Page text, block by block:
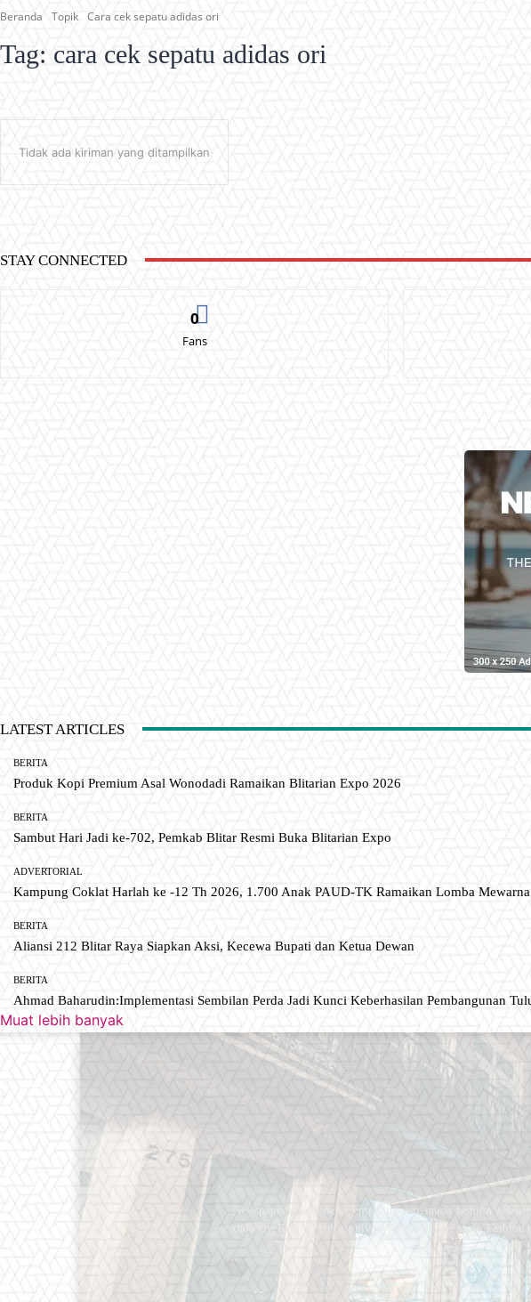
Beranda Topik Cara cek sepatu adidas ori
Tag: cara cek sepatu adidas ori
Tidak ada kiriman yang ditampilkan
STAY CONNECTED
0
Fans
LATEST ARTICLES
BERITA
Produk Kopi Premium Asal Wonodadi Ramaikan Blitarian Expo 2026
BERITA
Sambut Hari Jadi ke-702, Pemkab Blitar Resmi Buka Blitarian Expo
ADVERTORIAL
Kampung Coklat Harlah ke -12 Th 2026, 1.700 Anak PAUD-TK Ramaikan Lomba Mewarna
BERITA
Aliansi 212 Blitar Raya Siapkan Aksi, Kecewa Bupati dan Ketua Dewan
BERITA
Ahmad Baharudin:Implementasi Sembilan Perda Jadi Kunci Keberhasilan Pembangunan
Muat lebih banyak
Newspaper is your news, entertainment, music fashion
industry. Fashion fades, only style remains the same.